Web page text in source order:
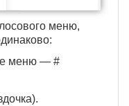
меню,
меню — #